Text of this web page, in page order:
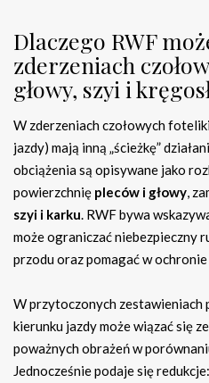
Dlaczego RWF
zderzeniach
głowy, szyi i
W zderzeniach czołowych
jazdy) mają inną „ścieżkę”
obciążenia są opisywane jako
powierzchnię pleców i głowy,
szyi i karku. RWF bywa
może ograniczać niebezpieczny
przodu oraz pomagać w ochronie
W przytoczonych zestawieniach
kierunku jazdy może wiązać się
poważnych obrażeń w
Jednocześnie podaje się redukcje: